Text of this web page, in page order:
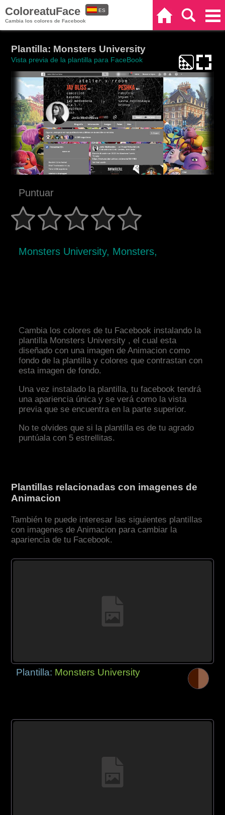
ColoreatuFace
Cambia los colores de Facebook
ES
Plantilla: Monsters University
Vista previa de la plantilla para FaceBook
Puntuar
Monsters University, Monsters,
Cambia los colores de tu Facebook instalando la
plantilla Monsters University , el cual esta
diseñado con una imagen de Animacion como
fondo de la plantilla y colores que contrastan con
esta imagen de fondo.
Una vez instalado la plantilla, tu facebook tendrá
una apariencia única y se verá como la vista
previa que se encuentra en la parte superior.
No te olvides que si la plantilla es de tu agrado
puntúala con 5 estrellitas.
Plantillas relacionadas con imagenes de
Animacion
También te puede interesar las siguientes plantillas
con imagenes de Animacion para cambiar la
apariencia de tu Facebook.
Plantilla: Monsters University